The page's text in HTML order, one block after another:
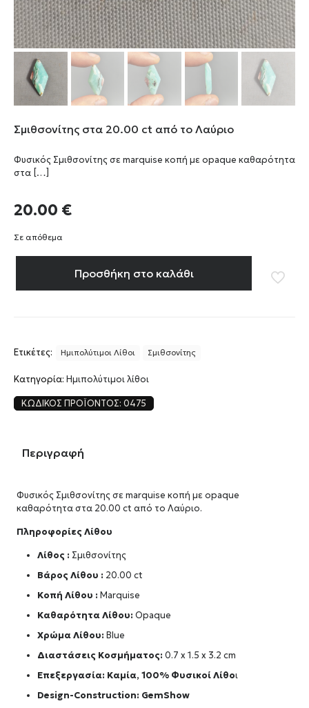
Σμιθσονίτης στα 20.00 ct από το Λαύριο
Φυσικός Σμιθσονίτης σε marquise κοπή με opaque καθαρότητα
στα […]
20.00 €
Σε απόθεμα
Προσθήκη στο καλάθι
Ετικέτες: Ημιπολύτιμοι Λίθοι Σμιθσονίτης
Κατηγορία: Ημιπολύτιμοι λίθοι
ΚΩΔΙΚΌΣ ΠΡΟΪΌΝΤΟΣ: 0475
Περιγραφή
Φυσικός Σμιθσονίτης σε marquise κοπή με opaque
καθαρότητα στα 20.00 ct από το Λαύριο.
Πληροφορίες Λίθου
Λίθος : Σμιθσονίτης
Βάρος Λίθου : 20.00 ct
Κοπή Λίθου :Marquise
Καθαρότητα Λίθου: Opaque
Χρώμα Λίθου:Blue
Διαστάσεις Κοσμήματος: 0.7 x 1.5 x 3.2 cm
Επεξεργασία: Καμία, 100% Φυσικοί Λίθοι
Design-Construction: GemShow